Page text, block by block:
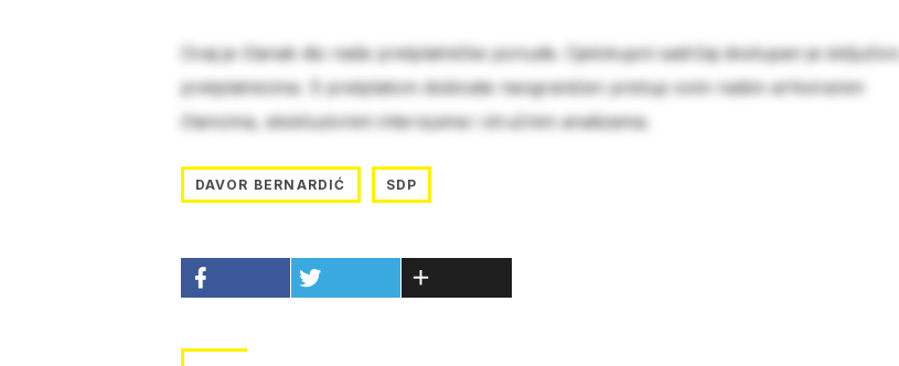
Ovaj je članak dio naše pretplatničke ponude. Cjelokupni sadržaj dostupan je isključivo
pretplatnicima. S pretplatom dobivate neograničen pristup svim našim arhiviranim
člancima, ekskluzivnim intervjuima i stručnim analizama.
DAVOR BERNARDIĆ SDP